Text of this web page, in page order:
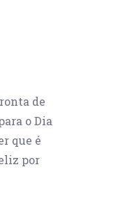
de
o Dia
que é
por